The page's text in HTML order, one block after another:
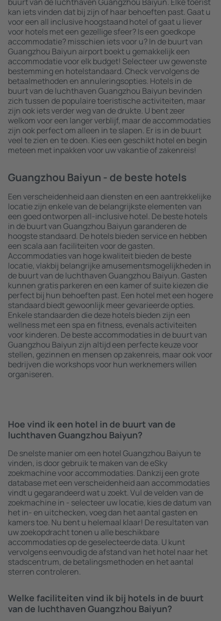
kan iets vinden dat bij zijn of haar behoeften past. Gaat u
voor een all inclusive hoogstaand hotel of gaat u liever
voor hotels met een gezellige sfeer? Is een goedkope
accommodatie? misschien iets voor u? In de buurt van
Guangzhou Baiyun airport boekt u gemakkelijk een
accommodatie voor elk budget! Selecteer uw gewenste
bestemming en hotelstandaard. Check vervolgens de
betaalmethoden en annuleringsopties. Hotels in de
buurt van de luchthaven Guangzhou Baiyun bevinden
zich tussen de populaire toeristische activiteiten, maar
zijn ook iets verder weg van de drukte. U bent zeer
welkom voor een langer verblijf, maar de accommodaties
zijn ook perfect om alleen in te slapen. Er is in de buurt
veel te zien en te doen. Kies een geschikt hotel en begin
meteen met inpakken voor uw vakantie of zakenreis!
Guangzhou Baiyun - de beste hotels
Een verscheidenheid aan diensten en een aantrekkelijke
locatie zijn enkele van de belangrijkste elementen van
een goed ontworpen all-inclusive hotel. De beste hotels
in de buurt van Guangzhou Baiyun garanderen de
hoogste standaard. De hotels bieden service en hebben
een scala aan faciliteiten voor de gasten.
Accommodaties van hoge kwaliteit bieden de beste
locatie, vlakbij belangrijke amusementsmogelijkheden in
de buurt van de luchthaven Guangzhou Baiyun. Gasten
kunnen gratis parkeren en een kamer of suite kiezen die
perfect bij hun behoeften past. Een hotel met een hogere
standaard biedt gewoonlijk meer gevarieerde opties.
Enkele standaarden die deze hotels bieden zijn een
wellness met een spa en fitness, evenals activiteiten
voor kinderen. De beste accommodaties in de buurt van
Guangzhou Baiyun zijn altijd een perfecte keuze voor
stellen, gezinnen en mensen op zakenreis, maar ook voor
bedrijven die workshops voor hun werknemers willen
organiseren.
Hoe vind ik een hotel in de buurt van de
luchthaven Guangzhou Baiyun?
De snelste manier om een hotel Guangzhou Baiyun te
vinden, is door gebruik te maken van de eSky
zoekmachine voor accommodaties. Dankzij een grote
database met een verscheidenheid aan accommodaties
vindt u gegarandeerd wat u zoekt. Vul de velden van de
zoekmachine in - selecteer uw locatie, kies de datum van
het in- en uitchecken, voeg dan het aantal gasten en
kamers toe. Nu bent u helemaal klaar! De resultaten van
uw zoekopdracht tonen u alle beschikbare
accommodaties op de geselecteerde data. U kunt
vervolgens eenvoudig de afstand van het hotel naar het
stadscentrum, de betalingsmethoden en het aantal
sterren controleren.
Welke faciliteiten vind ik bij hotels in de buurt
van de luchthaven Guangzhou Baiyun?